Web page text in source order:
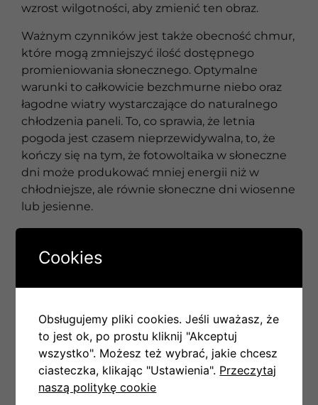
wzrost wilgotności, aby zmienić ten obraz.
Ważnym czynników jest także obecność chmur,
które mogą zmniejszyć ilość dostępnego
promieniowania słonecznego. Optymalne
warunki to całkowicie bezchmurne niebo oraz
łagodne wiatry wystarczające do naturalnego
chłodzenia paneli. To, co sprawia, że letnia
pogoda jest czasem nieprzewidywalna, to, że
kończy się na tym, że fotowoltaika w słoneczne
dni może produkować mniej energii niż w
chłodniejsze, ale równie słoneczne dni wiosenne
lub jesienne.
rzeczywistej produkcji energii, to systemy
monitorujące wydajność, które na bieżąco
analizują wpływ warunków pogodowych na
bieżąco wprowadzać korekty w swoim systemie.
Jednym z największych mitów jest także
przekonanie, że opad deszczu jest przeszkodą w
fotowoltaice. Deszcz przyczynia się do
naturalnego czyszczenia paneli, co z dłuższej
Cookies
Obsługujemy pliki cookies. Jeśli uważasz, że
to jest ok, po prostu kliknij "Akceptuj
wszystko". Możesz też wybrać, jakie chcesz
ciasteczka, klikając "Ustawienia". Przeczytaj
naszą politykę cookie